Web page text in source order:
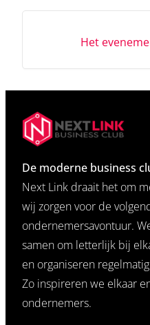
Het
De moderne business
Next Link draait het om
wij zorgen voor de
ondernemersavontuur.
samen om letterlijk bij
en organiseren
Zo inspireren we elkaar
ondernemers.